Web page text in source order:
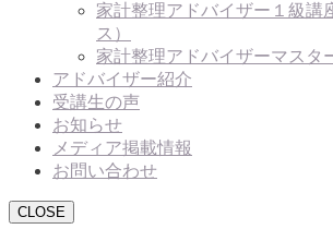
家計整理アドバイザー１級講
ス）
家計整理アドバイザーマスタ
アドバイザー紹介
受講生の声
お知らせ
メディア掲載情報
お問い合わせ
CLOSE